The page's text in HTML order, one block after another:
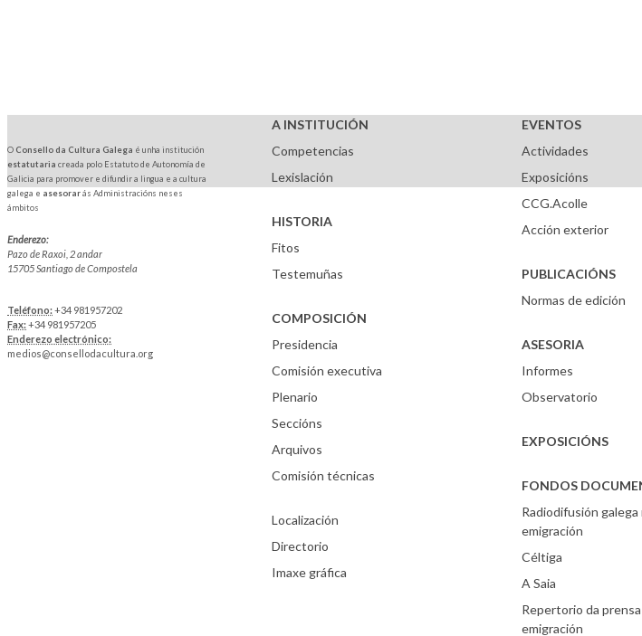
O Consello da Cultura Galega é unha institución
estatutaria creada polo Estatuto de Autonomía de
Galicia para promover e difundir a lingua e a cultura
galega e asesorarás Administracións neses
ámbitos
Enderezo:
Pazo de Raxoi, 2 andar
15705 Santiago de Compostela
Teléfono:+34 981957202
Fax:+34 981957205
Enderezo electrónico:
medios@consellodacultura.org
A INSTITUCIÓN
Competencias
Lexislación
HISTORIA
Fitos
Testemuñas
COMPOSICIÓN
Presidencia
Comisión executiva
Plenario
Seccións
Arquivos
Comisión técnicas
Localización
Directorio
Imaxe gráfica
EVENTOS
Actividades
Exposicións
CCG.Acolle
Acción exterior
PUBLICACIÓNS
Normas de edición
ASESORIA
Informes
Observatorio
EXPOSICIÓNS
FONDOS
Radiodifusión galega
emigración
Céltiga
A Saia
Repertorio da prensa
emigración